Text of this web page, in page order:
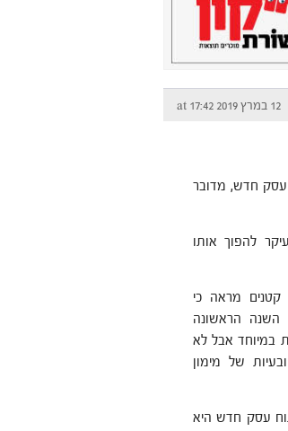
12 במרץ 2019 at 17:42
עסק חדש, מדובר
להפוך אותו
מראה כי
השנה הראשונה
במיוחד אבל לא
של מימון
עסק חדש היא